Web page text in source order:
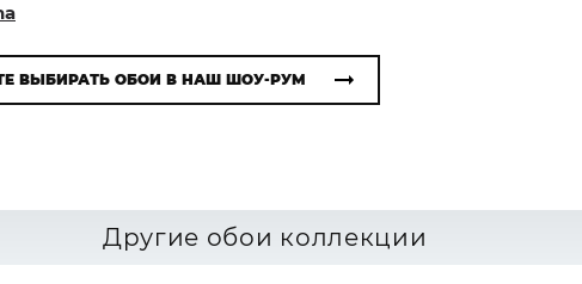
ВЫБИРАТЬ ОБОИ В НАШ ШОУ-РУМ
Другие обои коллекции